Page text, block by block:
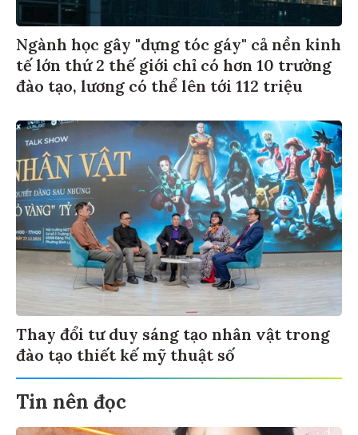
Ngành học gây "dựng tóc gáy" cả nền kinh
tế lớn thứ 2 thế giới chỉ có hơn 10 trường
đào tạo, lương có thể lên tới 112 triệu
Thay đổi tư duy sáng tạo nhân vật trong
đào tạo thiết kế mỹ thuật số
Tin nên đọc